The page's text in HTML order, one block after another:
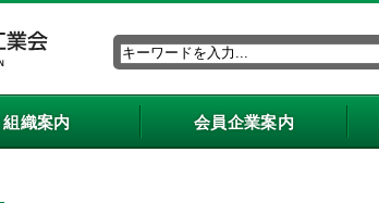
組織案内 会員企業案内